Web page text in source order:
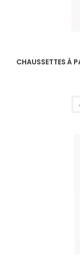
CHAUSSETTES À